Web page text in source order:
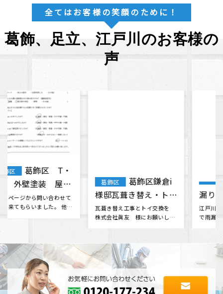
全てはお客様の笑顔のために！
葛飾、足立、江戸川のお客様の
声
葛飾区
葛飾区鎌倉i
様邸瓦葺き替え・トイ
交換工事
瓦葺き替え工事とトイ交換を
株式会社眞友 様にお願いしま
漏り修繕工事 石橋
様 （Google口コミ
より）
江戸川区在住です。 昨日の大雨
で雨漏りしてしまいました、私
の事情で本日中に応急処置をし